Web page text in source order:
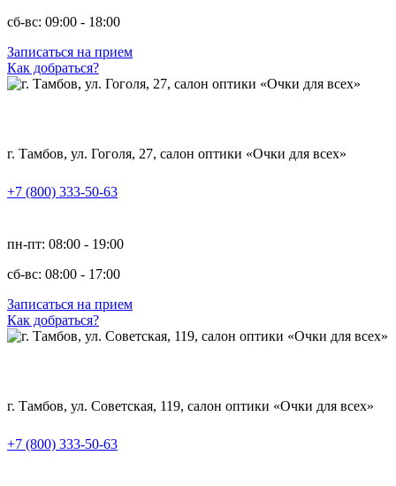
сб-вс: 09:00 - 18:00
Записаться на прием
Как добраться?
г. Тамбов, ул. Гоголя, 27, салон оптики «Очки для всех»
+7 (800) 333-50-63
пн-пт: 08:00 - 19:00
сб-вс: 08:00 - 17:00
Записаться на прием
Как добраться?
г. Тамбов, ул. Советская, 119, салон оптики «Очки для всех»
+7 (800) 333-50-63